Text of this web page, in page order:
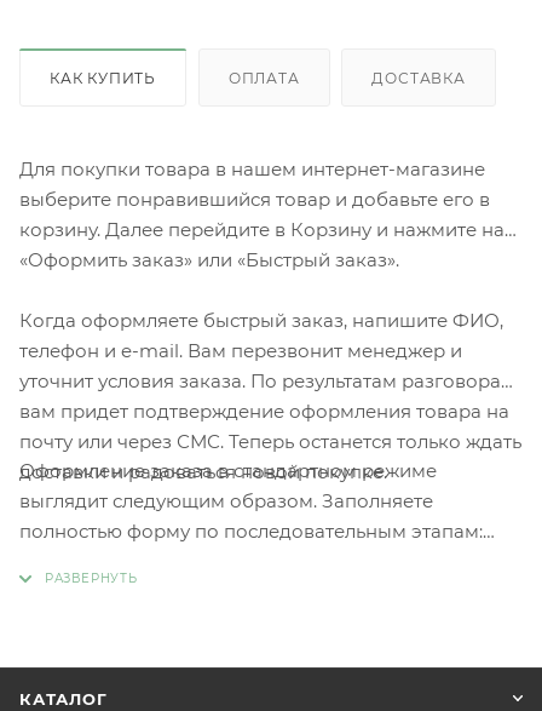
КАК КУПИТЬ ОПЛАТА ДОСТАВКА
Для покупки товара в нашем интернет-магазине
выберите понравившийся товар и добавьте его в
корзину. Далее перейдите в Корзину и нажмите на
«Оформить заказ» или «Быстрый заказ».
Когда оформляете быстрый заказ, напишите ФИО,
телефон и e-mail. Вам перезвонит менеджер и
уточнит условия заказа. По результатам разговора
вам придет подтверждение оформления товара на
почту или через СМС. Теперь останется только ждать
доставки и радоваться новой покупке.
Оформление заказа в стандартном режиме
выглядит следующим образом. Заполняете
полностью форму по последовательным этапам:
КАТАЛОГ